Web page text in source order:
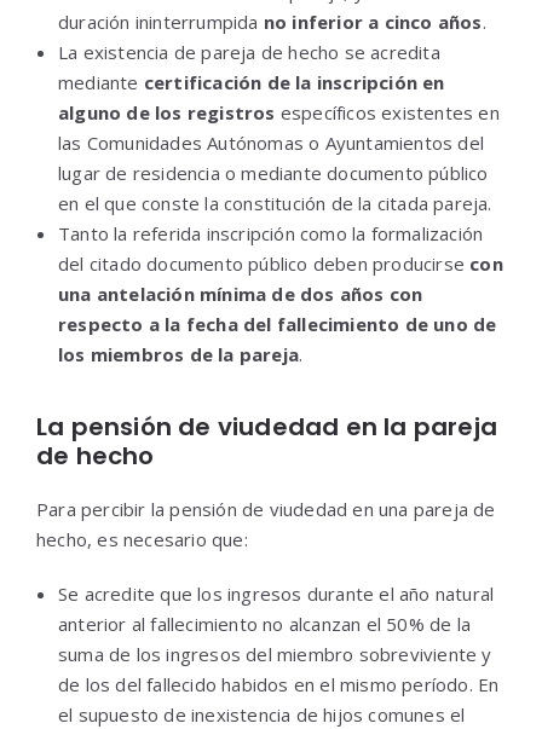
duración ininterrumpida no inferior a cinco años.
La existencia de pareja de hecho se acredita
mediante certificación de la inscripción en
alguno de los registros específicos existentes en
las Comunidades Autónomas o Ayuntamientos del
lugar de residencia o mediante documento público
en el que conste la constitución de la citada pareja.
Tanto la referida inscripción como la formalización
del citado documento público deben producirse con
una antelación mínima de dos años con
respecto a la fecha del fallecimiento de uno de
los miembros de la pareja.
La pensión de viudedad en la pareja
de hecho
Para percibir la pensión de viudedad en una pareja de
hecho, es necesario que:
Se acredite que los ingresos durante el año natural
anterior al fallecimiento no alcanzan el 50% de la
suma de los ingresos del miembro sobreviviente y
de los del fallecido habidos en el mismo período. En
el supuesto de inexistencia de hijos comunes el